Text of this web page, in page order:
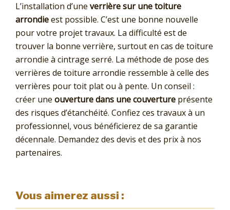
L’installation d’une verrière sur une toiture
arrondieest possible. C’est une bonne nouvelle
pour votre projet travaux. La difficulté est de
trouver la bonne verrière, surtout en cas de toiture
arrondie à cintrage serré. La méthode de pose des
verrières de toiture arrondie ressemble à celle des
verrières pour toit plat ou à pente. Un conseil :
créer une ouverture dans une couverture présente
des risques d’étanchéité. Confiez ces travaux à un
professionnel, vous bénéficierez de sa garantie
décennale. Demandez des devis et des prix à nos
partenaires.
Vous aimerez aussi :